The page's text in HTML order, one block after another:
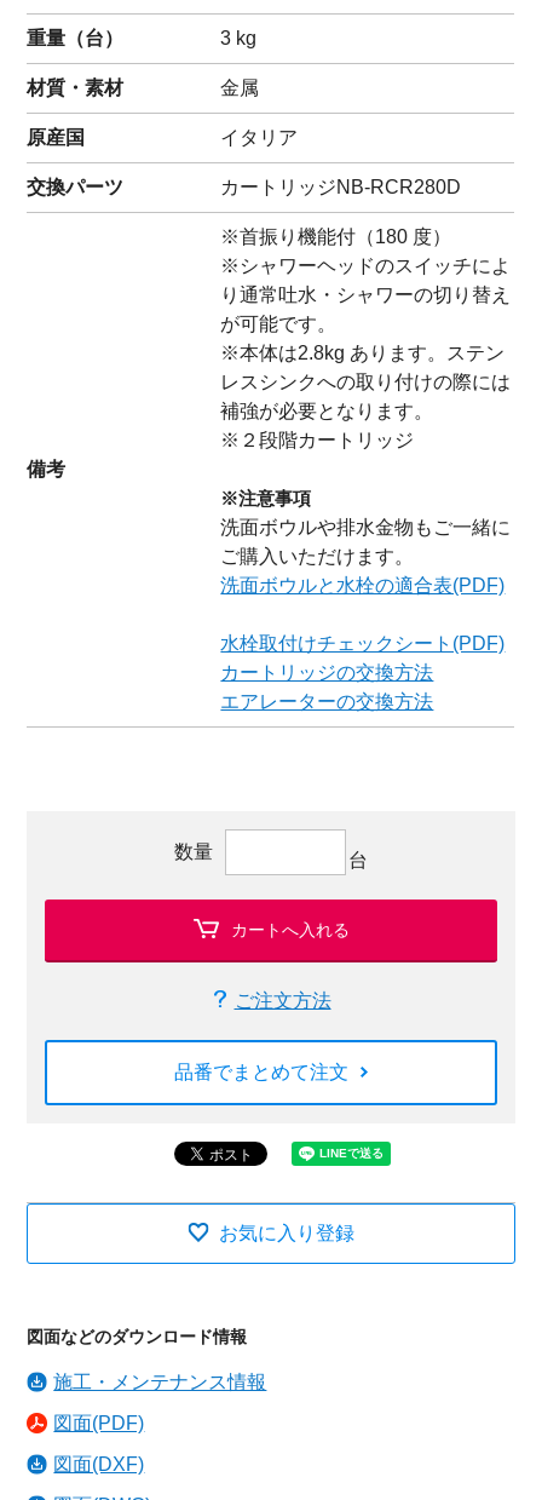
重量（台） 3 kg
材質・素材 金属
原産国 イタリア
交換パーツ カートリッジNB-RCR280D
備考
※首振り機能付（180 度）
※シャワーヘッドのスイッチによ
り通常吐水・シャワーの切り替え
が可能です。
※本体は2.8kg あります。ステン
レスシンクへの取り付けの際には
補強が必要となります。
※２段階カートリッジ
※注意事項
洗面ボウルや排水金物もご一緒に
ご購入いただけます。
洗面ボウルと水栓の適合表(PDF)
水栓取付けチェックシート(PDF)
カートリッジの交換方法
エアレーターの交換方法
数量 台
カートへ入れる
ご注文方法
品番でまとめて注文
お気に入り登録
図面などのダウンロード情報
施工・メンテナンス情報
図面(PDF)
図面(DXF)